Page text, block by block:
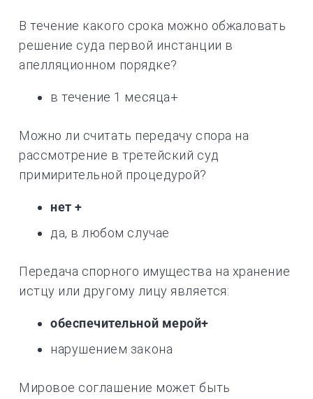
В течение какого срока можно обжаловать
решение суда первой инстанции в
апелляционном порядке?
в течение 1 месяца+
Можно ли считать передачу спора на
рассмотрение в третейский суд
примирительной процедурой?
нет +
да, в любом случае
Передача спорного имущества на хранение
истцу или другому лицу является:
обеспечительной мерой+
нарушением закона
Мировое соглашение может быть